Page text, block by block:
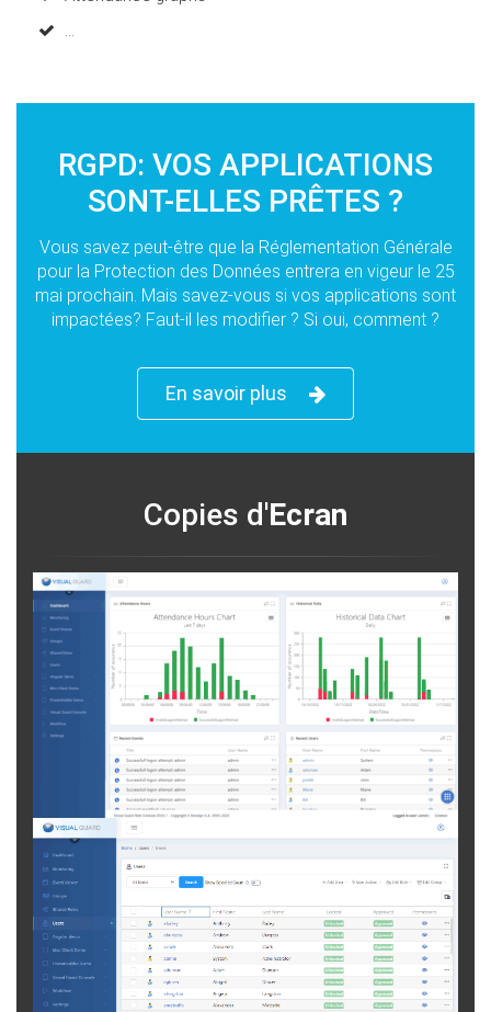
...
RGPD: VOS APPLICATIONS
SONT-ELLES PRÊTES ?
Vous savez peut-être que la Réglementation Générale
pour la Protection des Données entrera en vigeur le 25
mai prochain. Mais savez-vous si vos applications sont
impactées? Faut-il les modifier ? Si oui, comment ?
En savoir plus
Copies d'Ecran